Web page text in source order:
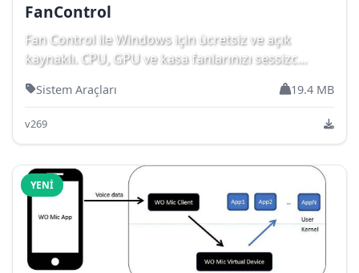
FanControl
Fan Control ile Windows için ücretsiz ve açık
kaynaklı. CPU, GPU ve kasa fanlarınızı sessizc...
Sistem Araçları 19.4 MB
v269
YENI